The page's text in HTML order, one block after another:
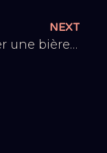
NEXT
Co-créer une bière pour les 20 ans d’Harry Potter.